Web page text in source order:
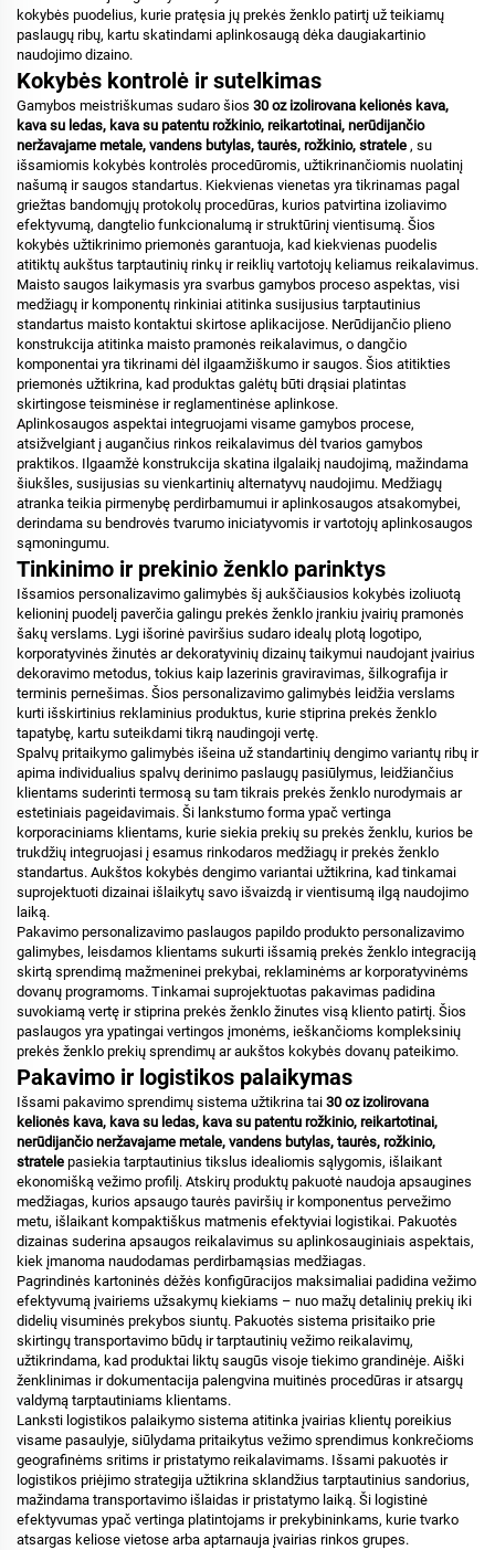
kokybės puodelius, kurie pratęsia jų prekės ženklo patirtį už teikiamų
paslaugų ribų, kartu skatindami aplinkosaugą dėka daugiakartinio
naudojimo dizaino.
Kokybės kontrolė ir sutelkimas
Gamybos meistriškumas sudaro šios 30 oz izolirovana kelionės kava,
kava su ledas, kava su patentu rožkinio, reikartotinai, nerūdijančio
neržavajame metale, vandens butylas, taurės, rožkinio, stratele , su
išsamiomis kokybės kontrolės procedūromis, užtikrinančiomis nuolatinį
našumą ir saugos standartus. Kiekvienas vienetas yra tikrinamas pagal
griežtas bandomųjų protokolų procedūras, kurios patvirtina izoliavimo
efektyvumą, dangtelio funkcionalumą ir struktūrinį vientisumą. Šios
kokybės užtikrinimo priemonės garantuoja, kad kiekvienas puodelis
atitiktų aukštus tarptautinių rinkų ir reiklių vartotojų keliamus reikalavimus.
Maisto saugos laikymasis yra svarbus gamybos proceso aspektas, visi
medžiagų ir komponentų rinkiniai atitinka susijusius tarptautinius
standartus maisto kontaktui skirtose aplikacijose. Nerūdijančio plieno
konstrukcija atitinka maisto pramonės reikalavimus, o dangčio
komponentai yra tikrinami dėl ilgaamžiškumo ir saugos. Šios atitikties
priemonės užtikrina, kad produktas galėtų būti drąsiai platintas
skirtingose teisminėse ir reglamentinėse aplinkose.
Aplinkosaugos aspektai integruojami visame gamybos procese,
atsižvelgiant į augančius rinkos reikalavimus dėl tvarios gamybos
praktikos. Ilgaamžė konstrukcija skatina ilgalaikį naudojimą, mažindama
šiukšles, susijusias su vienkartinių alternatyvų naudojimu. Medžiagų
atranka teikia pirmenybę perdirbamumui ir aplinkosaugos atsakomybei,
derindama su bendrovės tvarumo iniciatyvomis ir vartotojų aplinkosaugos
sąmoningumu.
Tinkinimo ir prekinio ženklo parinktys
Išsamios personalizavimo galimybės šį aukščiausios kokybės izoliuotą
kelioninį puodelį paverčia galingu prekės ženklo įrankiu įvairių pramonės
šakų verslams. Lygi išorinė paviršius sudaro idealų plotą logotipo,
korporatyvinės žinutės ar dekoratyvinių dizainų taikymui naudojant įvairius
dekoravimo metodus, tokius kaip lazerinis graviravimas, šilkografija ir
terminis pernešimas. Šios personalizavimo galimybės leidžia verslams
kurti išskirtinius reklaminius produktus, kurie stiprina prekės ženklo
tapatybę, kartu suteikdami tikrą naudingoji vertę.
Spalvų pritaikymo galimybės išeina už standartinių dengimo variantų ribų ir
apima individualius spalvų derinimo paslaugų pasiūlymus, leidžiančius
klientams suderinti termosą su tam tikrais prekės ženklo nurodymais ar
estetiniais pageidavimais. Ši lankstumo forma ypač vertinga
korporaciniams klientams, kurie siekia prekių su prekės ženklu, kurios be
trukdžių integruojasi į esamus rinkodaros medžiagų ir prekės ženklo
standartus. Aukštos kokybės dengimo variantai užtikrina, kad tinkamai
suprojektuoti dizainai išlaikytų savo išvaizdą ir vientisumą ilgą naudojimo
laiką.
Pakavimo personalizavimo paslaugos papildo produkto personalizavimo
galimybes, leisdamos klientams sukurti išsamią prekės ženklo integraciją
skirtą sprendimą mažmeninei prekybai, reklaminėms ar korporatyvinėms
dovanų programoms. Tinkamai suprojektuotas pakavimas padidina
suvokiamą vertę ir stiprina prekės ženklo žinutes visą kliento patirtį. Šios
paslaugos yra ypatingai vertingos įmonėms, ieškančioms kompleksinių
prekės ženklo prekių sprendimų ar aukštos kokybės dovanų pateikimo.
Pakavimo ir logistikos palaikymas
Išsami pakavimo sprendimų sistema užtikrina tai 30 oz izolirovana
kelionės kava, kava su ledas, kava su patentu rožkinio, reikartotinai,
nerūdijančio neržavajame metale, vandens butylas, taurės, rožkinio,
stratele pasiekia tarptautinius tikslus idealiomis sąlygomis, išlaikant
ekonomišką vežimo profilį. Atskirų produktų pakuotė naudoja apsaugines
medžiagas, kurios apsaugo taurės paviršių ir komponentus pervežimo
metu, išlaikant kompaktiškus matmenis efektyviai logistikai. Pakuotės
dizainas suderina apsaugos reikalavimus su aplinkosauginiais aspektais,
kiek įmanoma naudodamas perdirbamąsias medžiagas.
Pagrindinės kartoninės dėžės konfigūracijos maksimaliai padidina vežimo
efektyvumą įvairiems užsakymų kiekiams – nuo mažų detalinių prekių iki
didelių visuminės prekybos siuntų. Pakuotės sistema prisitaiko prie
skirtingų transportavimo būdų ir tarptautinių vežimo reikalavimų,
užtikrindama, kad produktai liktų saugūs visoje tiekimo grandinėje. Aiški
ženklinimas ir dokumentacija palengvina muitinės procedūras ir atsargų
valdymą tarptautiniams klientams.
Lanksti logistikos palaikymo sistema atitinka įvairias klientų poreikius
visame pasaulyje, siūlydama pritaikytus vežimo sprendimus konkrečioms
geografinėms sritims ir pristatymo reikalavimams. Išsami pakuotės ir
logistikos priėjimo strategija užtikrina sklandžius tarptautinius sandorius,
mažindama transportavimo išlaidas ir pristatymo laiką. Ši logistinė
efektyvumas ypač vertinga platintojams ir prekybininkams, kurie tvarko
atsargas keliose vietose arba aptarnauja įvairias rinkos grupes.